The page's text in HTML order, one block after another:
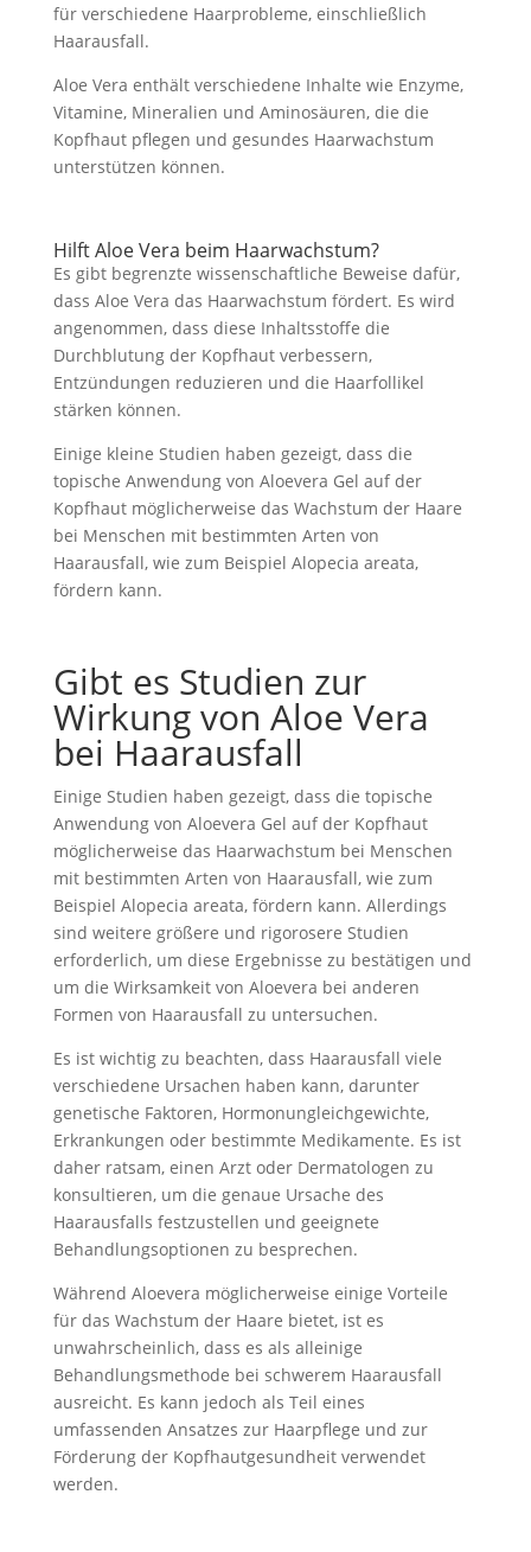
für verschiedene Haarprobleme, einschließlich
Haarausfall.
Aloe Vera enthält verschiedene Inhalte wie Enzyme,
Vitamine, Mineralien und Aminosäuren, die die
Kopfhaut pflegen und gesundes Haarwachstum
unterstützen können.
Hilft Aloe Vera beim Haarwachstum?
Es gibt begrenzte wissenschaftliche Beweise dafür,
dass Aloe Vera das Haarwachstum fördert. Es wird
angenommen, dass diese Inhaltsstoffe die
Durchblutung der Kopfhaut verbessern,
Entzündungen reduzieren und die Haarfollikel
stärken können.
Einige kleine Studien haben gezeigt, dass die
topische Anwendung von Aloevera Gel auf der
Kopfhaut möglicherweise das Wachstum der Haare
bei Menschen mit bestimmten Arten von
Haarausfall, wie zum Beispiel Alopecia areata,
fördern kann.
Gibt es Studien zur
Wirkung von Aloe Vera
bei Haarausfall
Einige Studien haben gezeigt, dass die topische
Anwendung von Aloevera Gel auf der Kopfhaut
möglicherweise das Haarwachstum bei Menschen
mit bestimmten Arten von Haarausfall, wie zum
Beispiel Alopecia areata, fördern kann. Allerdings
sind weitere größere und rigorosere Studien
erforderlich, um diese Ergebnisse zu bestätigen und
um die Wirksamkeit von Aloevera bei anderen
Formen von Haarausfall zu untersuchen.
Es ist wichtig zu beachten, dass Haarausfall viele
verschiedene Ursachen haben kann, darunter
genetische Faktoren, Hormonungleichgewichte,
Erkrankungen oder bestimmte Medikamente. Es ist
daher ratsam, einen Arzt oder Dermatologen zu
konsultieren, um die genaue Ursache des
Haarausfalls festzustellen und geeignete
Behandlungsoptionen zu besprechen.
Während Aloevera möglicherweise einige Vorteile
für das Wachstum der Haare bietet, ist es
unwahrscheinlich, dass es als alleinige
Behandlungsmethode bei schwerem Haarausfall
ausreicht. Es kann jedoch als Teil eines
umfassenden Ansatzes zur Haarpflege und zur
Förderung der Kopfhautgesundheit verwendet
werden.